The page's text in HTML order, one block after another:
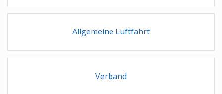
Allgemeine Luftfahrt
Verband